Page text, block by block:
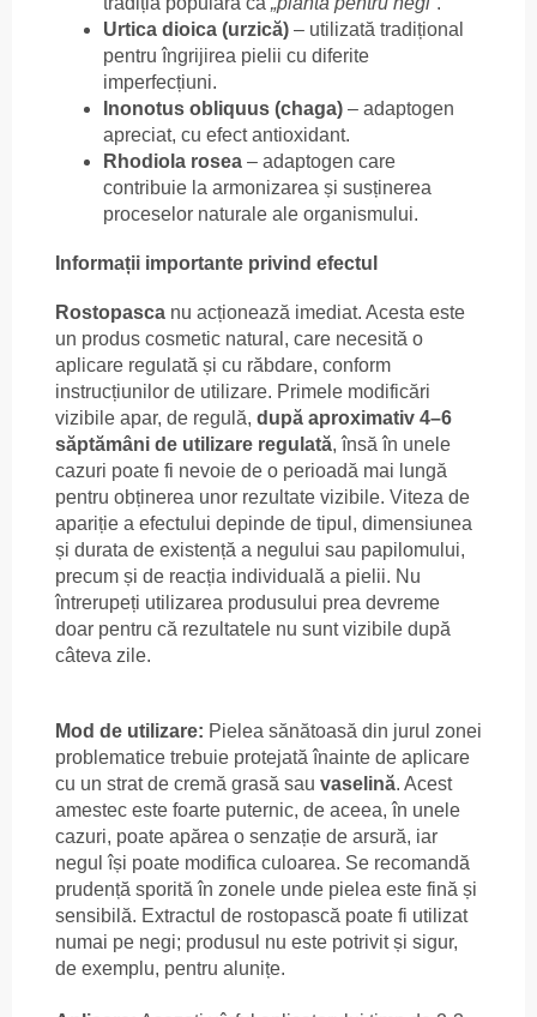
Urtica dioica (urzică) – utilizată tradițional
pentru îngrijirea pielii cu diferite
imperfecțiuni.
Inonotus obliquus (chaga) – adaptogen
apreciat, cu efect antioxidant.
Rhodiola rosea – adaptogen care
contribuie la armonizarea și susținerea
proceselor naturale ale organismului.
Informații importante privind efectul
Rostopasca nu acționează imediat. Acesta este
un produs cosmetic natural, care necesită o
aplicare regulată și cu răbdare, conform
instrucțiunilor de utilizare. Primele modificări
vizibile apar, de regulă, după aproximativ 4–6
săptămâni de utilizare regulată, însă în unele
cazuri poate fi nevoie de o perioadă mai lungă
pentru obținerea unor rezultate vizibile. Viteza de
apariție a efectului depinde de tipul, dimensiunea
și durata de existență a negului sau papilomului,
precum și de reacția individuală a pielii. Nu
întrerupeți utilizarea produsului prea devreme
doar pentru că rezultatele nu sunt vizibile după
câteva zile.
Mod de utilizare: Pielea sănătoasă din jurul zonei
problematice trebuie protejată înainte de aplicare
cu un strat de cremă grasă sau vaselină. Acest
amestec este foarte puternic, de aceea, în unele
cazuri, poate apărea o senzație de arsură, iar
negul își poate modifica culoarea. Se recomandă
prudență sporită în zonele unde pielea este fină și
sensibilă. Extractul de rostopască poate fi utilizat
numai pe negi; produsul nu este potrivit și sigur,
de exemplu, pentru alunițe.